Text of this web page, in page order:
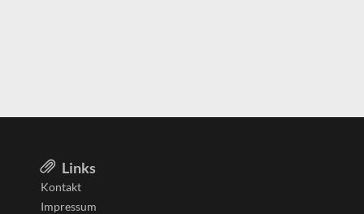
Links
Kontakt
Impressum